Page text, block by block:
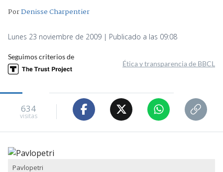
PorDenisse Charpentier
Lunes 23 noviembre de 2009 | Publicado a las 09:08
Seguimos criterios de
Ética y transparencia de BBCL
634
visitas
Pavlopetri